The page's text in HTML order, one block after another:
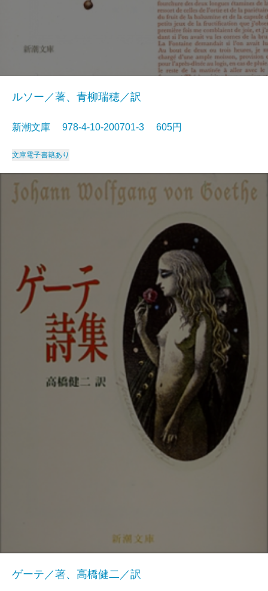
ルソー／著、青柳瑞穂／訳
新潮文庫 978-4-10-200701-3 605円
文庫電子書籍あり
ゲーテ／著、高橋健二／訳